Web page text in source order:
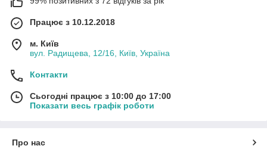
Працює з 10.12.2018
м. Київ
вул. Радищева, 12/16, Київ, Україна
Контакти
Сьогодні працює з 10:00 до 17:00
Показати весь графік роботи
Про нас